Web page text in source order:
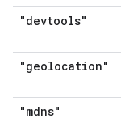
"devtools"
"geolocation"
"mdns"